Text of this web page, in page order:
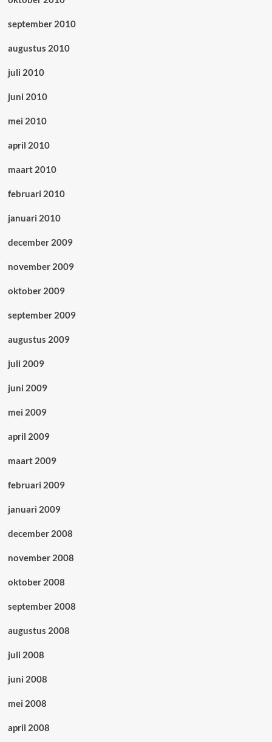
september 2010
augustus 2010
juli 2010
juni 2010
mei 2010
april 2010
maart 2010
februari 2010
januari 2010
december 2009
november 2009
oktober 2009
september 2009
augustus 2009
juli 2009
juni 2009
mei 2009
april 2009
maart 2009
februari 2009
januari 2009
december 2008
november 2008
oktober 2008
september 2008
augustus 2008
juli 2008
juni 2008
mei 2008
april 2008